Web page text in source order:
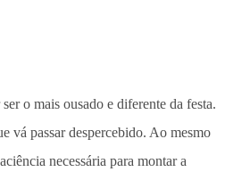
o mais ousado e diferente da festa.
vá passar despercebido. Ao mesmo
necessária para montar a